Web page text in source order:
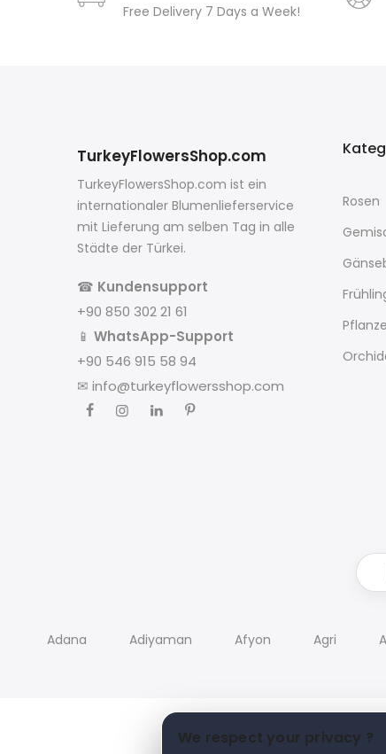
We respect your privacy ?
Free Delivery 7 Days a Week!
TurkeyFlowersShop.com
TurkeyFlowersShop.com ist ein
internationaler Blumenlieferservice
mit Lieferung am selben Tag in alle
Städte der Türkei.
☎ Kundensupport
+90 850 302 21 61
📱 WhatsApp-Support
+90 546 915 58 94
✉ info@turkeyflowersshop.com
Rosen
Adana Adiyaman Afyon Agri